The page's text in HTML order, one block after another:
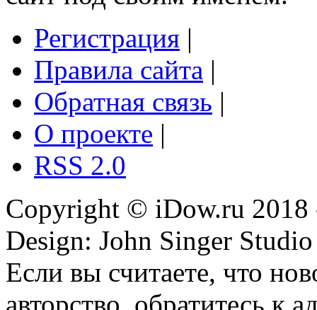
Регистрация |
Правила сайта |
Обратная связь |
О проекте |
RSS 2.0
Copyright © iDow.ru 2018
Design: John Singer Studio
Если вы считаете, что
авторство, обратитесь к